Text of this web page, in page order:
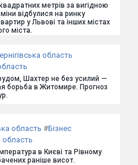
метрів за вигідною
відбулися на ринку
у Львові та інших містах
міста.
область
Шахтер не без усилий —
борьба в Житомире. Прогноз
область #Бізнес
область
в Києві та Рівному
раніше висот.